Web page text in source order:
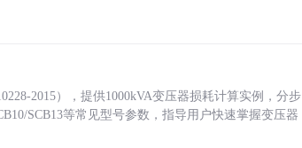
2015），提供1000kVA变压器损耗计算实例，分步
SCB13等常见型号参数，指导用户快速掌握变压器